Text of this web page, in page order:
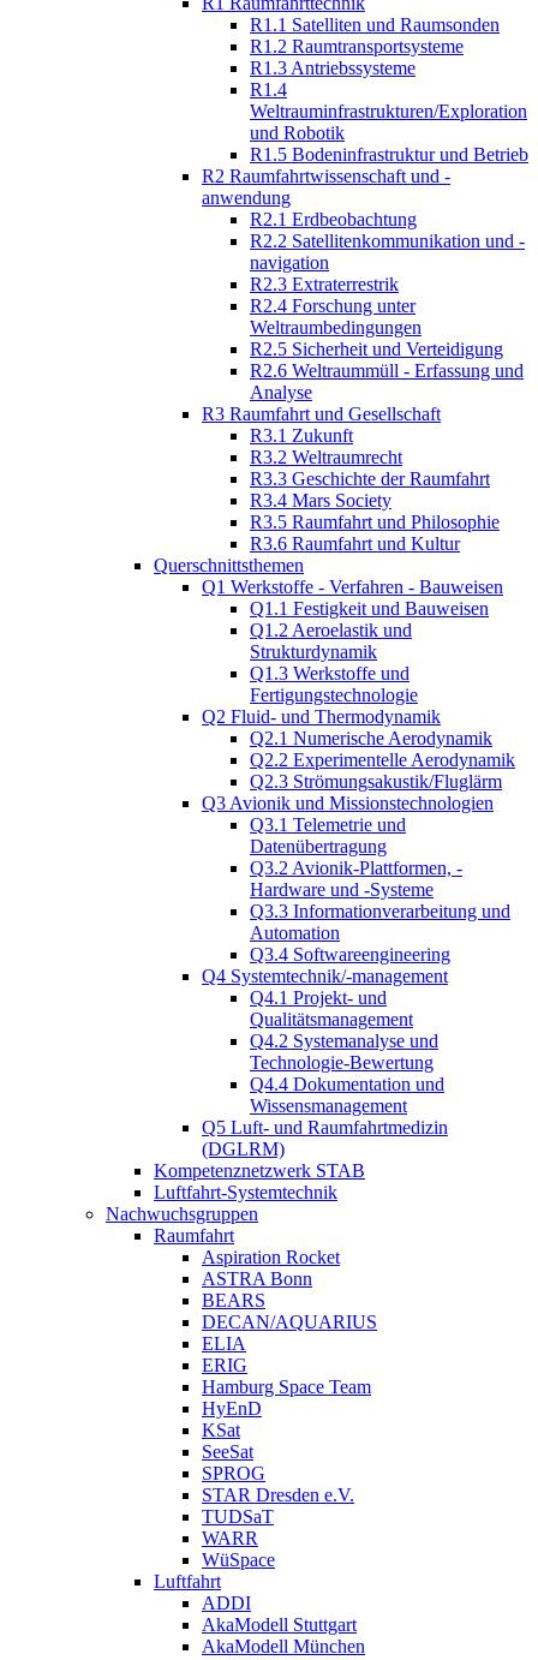
R1.1 Satelliten und Raumsonden
R1.2 Raumtransportsysteme
R1.3 Antriebssysteme
R1.4
Weltrauminfrastrukturen/Exploration
und Robotik
R1.5 Bodeninfrastruktur und Betrieb
R2 Raumfahrtwissenschaft und -
anwendung
R2.1 Erdbeobachtung
R2.2 Satellitenkommunikation und -
navigation
R2.3 Extraterrestrik
R2.4 Forschung unter
Weltraumbedingungen
R2.5 Sicherheit und Verteidigung
R2.6 Weltraummüll - Erfassung und
Analyse
R3 Raumfahrt und Gesellschaft
R3.1 Zukunft
R3.2 Weltraumrecht
R3.3 Geschichte der Raumfahrt
R3.4 Mars Society
R3.5 Raumfahrt und Philosophie
R3.6 Raumfahrt und Kultur
Querschnittsthemen
Q1 Werkstoffe - Verfahren - Bauweisen
Q1.1 Festigkeit und Bauweisen
Q1.2 Aeroelastik und
Strukturdynamik
Q1.3 Werkstoffe und
Fertigungstechnologie
Q2 Fluid- und Thermodynamik
Q2.1 Numerische Aerodynamik
Q2.2 Experimentelle Aerodynamik
Q2.3 Strömungsakustik/Fluglärm
Q3 Avionik und Missionstechnologien
Q3.1 Telemetrie und
Datenübertragung
Q3.2 Avionik-Plattformen, -
Hardware und -Systeme
Q3.3 Informationverarbeitung und
Automation
Q3.4 Softwareengineering
Q4 Systemtechnik/-management
Q4.1 Projekt- und
Qualitätsmanagement
Q4.2 Systemanalyse und
Technologie-Bewertung
Q4.4 Dokumentation und
Wissensmanagement
Q5 Luft- und Raumfahrtmedizin
(DGLRM)
Kompetenznetzwerk STAB
Luftfahrt-Systemtechnik
Nachwuchsgruppen
Raumfahrt
Aspiration Rocket
ASTRA Bonn
BEARS
DECAN/AQUARIUS
ELIA
ERIG
Hamburg Space Team
HyEnD
KSat
SeeSat
SPROG
STAR Dresden e.V.
TUDSaT
WARR
WüSpace
Luftfahrt
ADDI
AkaModell Stuttgart
AkaModell München